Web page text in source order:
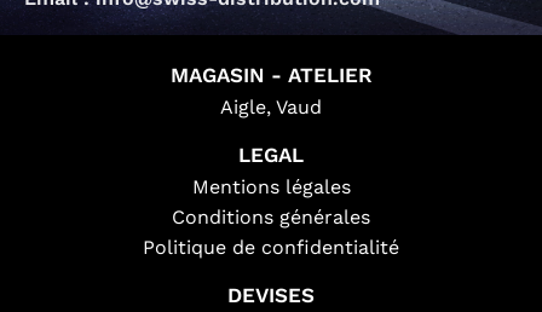
MAGASIN - ATELIER
Aigle, Vaud
LEGAL
Mentions légales
Conditions générales
Politique de confidentialité
DEVISES